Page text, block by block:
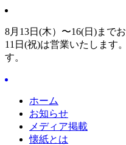
8月13日(木）〜16(日)まで
11日(祝)は営業いたします
す。
ホーム
お知らせ
メディア掲載
懐紙とは